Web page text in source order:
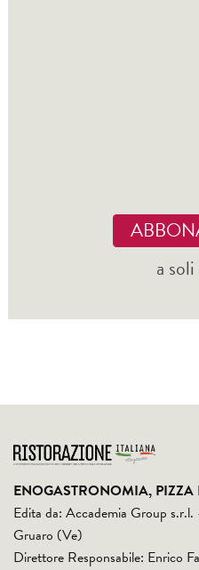
a
ENOGASTRONOMIA,
Edita da: Accademia Group
Gruaro (Ve)
Direttore Responsabile: Enrico